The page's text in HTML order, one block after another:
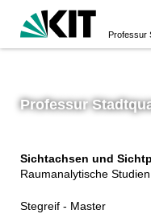
Professur
Professur
Sichtachsen und
Raumanalytische
Stegreif - Master